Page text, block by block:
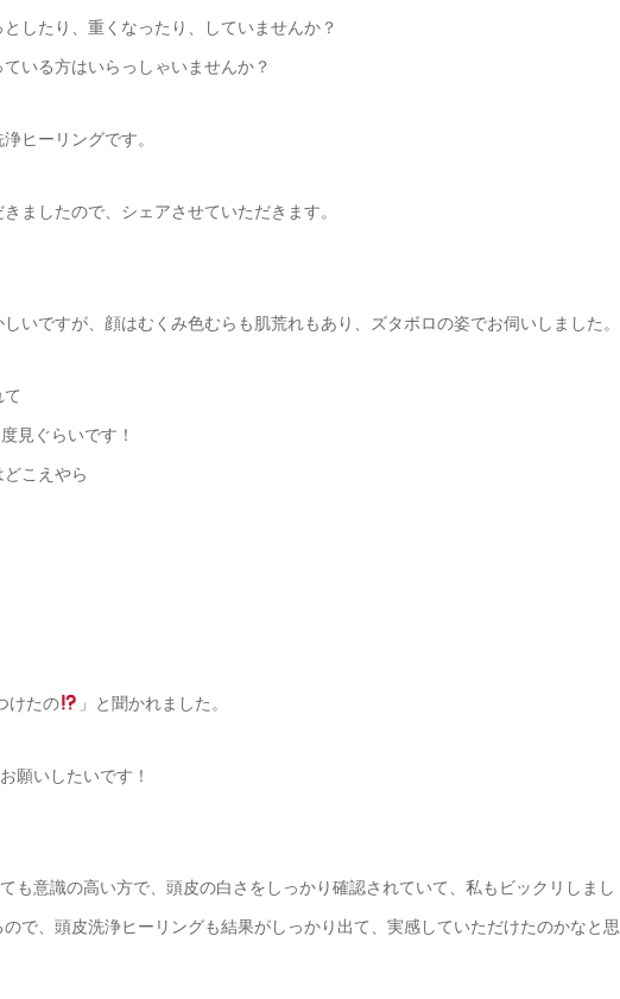
したり、重くなったり、していませんか？
いる方はいらっしゃいませんか？
ヒーリングです。
ましたので、シェアさせていただきます。
いですが、顔はむくみ色むらも肌荒れもあり、ズタボロの姿でお伺いしました。
見ぐらいです！
こえやら
けたの 」と聞かれました。
願いしたいです！
も意識の高い方で、頭皮の白さをしっかり確認されていて、私もビックリしまし
で、頭皮洗浄ヒーリングも結果がしっかり出て、実感していただけたのかなと思